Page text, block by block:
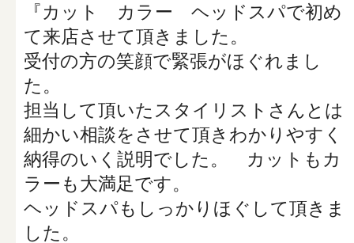
『カット カラー ヘッドスパで初め
て来店させて頂きました。
受付の方の笑顔で緊張がほぐれまし
た。
担当して頂いたスタイリストさんとは
細かい相談をさせて頂きわかりやすく
納得のいく説明でした。 カットもカ
ラーも大満足です。
ヘッドスパもしっかりほぐして頂きま
した。